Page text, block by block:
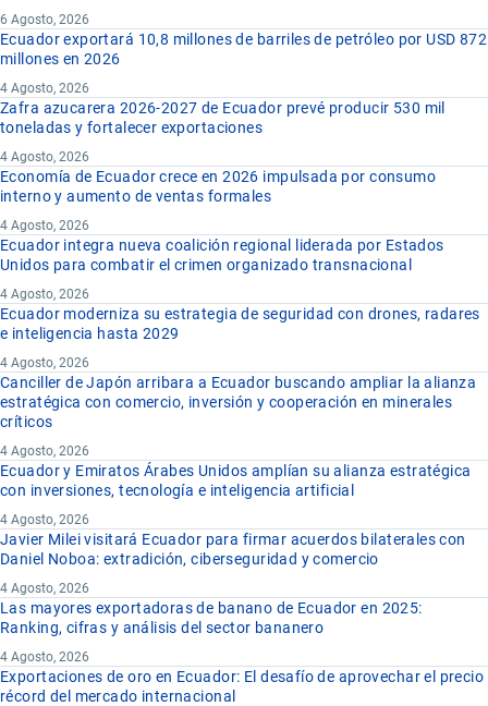
6 Agosto, 2026
Ecuador exportará 10,8 millones de barriles de petróleo por USD 872
millones en 2026
4 Agosto, 2026
Zafra azucarera 2026-2027 de Ecuador prevé producir 530 mil
toneladas y fortalecer exportaciones
4 Agosto, 2026
Economía de Ecuador crece en 2026 impulsada por consumo
interno y aumento de ventas formales
4 Agosto, 2026
Ecuador integra nueva coalición regional liderada por Estados
Unidos para combatir el crimen organizado transnacional
4 Agosto, 2026
Ecuador moderniza su estrategia de seguridad con drones, radares
e inteligencia hasta 2029
4 Agosto, 2026
Canciller de Japón arribara a Ecuador buscando ampliar la alianza
estratégica con comercio, inversión y cooperación en minerales
críticos
4 Agosto, 2026
Ecuador y Emiratos Árabes Unidos amplían su alianza estratégica
con inversiones, tecnología e inteligencia artificial
4 Agosto, 2026
Javier Milei visitará Ecuador para firmar acuerdos bilaterales con
Daniel Noboa: extradición, ciberseguridad y comercio
4 Agosto, 2026
Las mayores exportadoras de banano de Ecuador en 2025:
Ranking, cifras y análisis del sector bananero
4 Agosto, 2026
Exportaciones de oro en Ecuador: El desafío de aprovechar el precio
récord del mercado internacional